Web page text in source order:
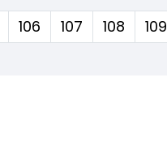
106 107 108 109